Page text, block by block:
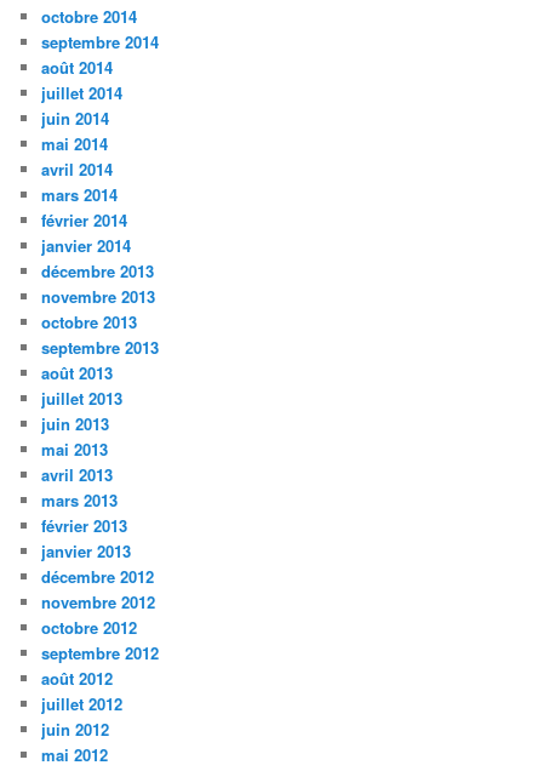
octobre 2014
septembre 2014
août 2014
juillet 2014
juin 2014
mai 2014
avril 2014
mars 2014
février 2014
janvier 2014
décembre 2013
novembre 2013
octobre 2013
septembre 2013
août 2013
juillet 2013
juin 2013
mai 2013
avril 2013
mars 2013
février 2013
janvier 2013
décembre 2012
novembre 2012
octobre 2012
septembre 2012
août 2012
juillet 2012
juin 2012
mai 2012